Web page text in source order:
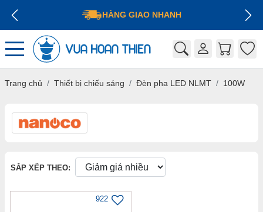
HÀNG GIAO NHANH
Trang chủ Thiết bị chiếu sáng Đèn pha LED NLMT 100W
SẮP XẾP THEO:
922